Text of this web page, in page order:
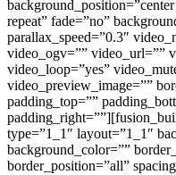
repeat” fade=”no”
parallax_speed=”0.3″
video_ogv=”” video_url=””
video_loop=”yes”
video_preview_image=””
padding_top=””
type=”1_1″ layout=”1_1″
background_color=””
border_position=”all”